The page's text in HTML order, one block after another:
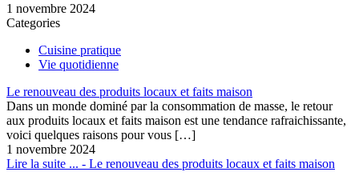
1 novembre 2024
Categories
Cuisine pratique
Vie quotidienne
Le renouveau des produits locaux et faits maison
Dans un monde dominé par la consommation de masse, le retour
aux produits locaux et faits maison est une tendance rafraichissante,
voici quelques raisons pour vous […]
1 novembre 2024
Lire la suite ... - Le renouveau des produits locaux et faits maison